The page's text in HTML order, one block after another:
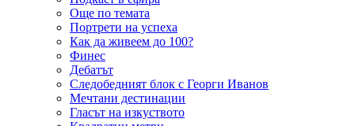
Още по темата
Портрети на успеха
Как да живеем до 100?
Финес
Дебатът
Следобедният блок с Георги Иванов
Мечтани дестинации
Гласът на изкуството